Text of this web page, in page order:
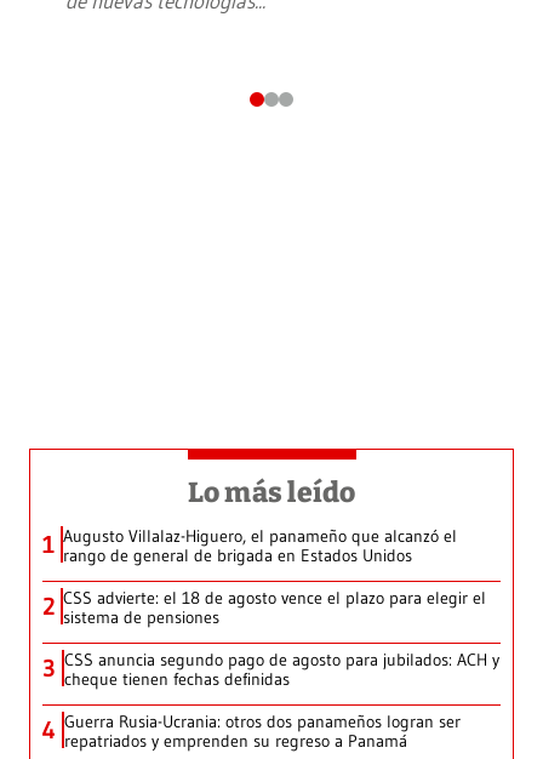
Lo más leído
1 Augusto Villalaz-Higuero, el panameño que alcanzó el
rango de general de brigada en Estados Unidos
2 CSS advierte: el 18 de agosto vence el plazo para elegir el
sistema de pensiones
3 CSS anuncia segundo pago de agosto para jubilados: ACH y
cheque tienen fechas definidas
4 Guerra Rusia-Ucrania: otros dos panameños logran ser
repatriados y emprenden su regreso a Panamá